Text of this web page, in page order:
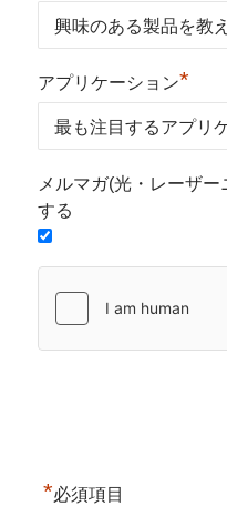
アプリケーション*
メルマガ(光・レーザ
する
*必須項目